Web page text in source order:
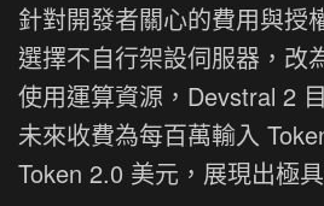
針對開發者關心的費用與授
選擇不自行架設伺服器，改
使用運算資源，Devstral 2
未來收費為每百萬輸入
Token 2.0 美元，展現出極